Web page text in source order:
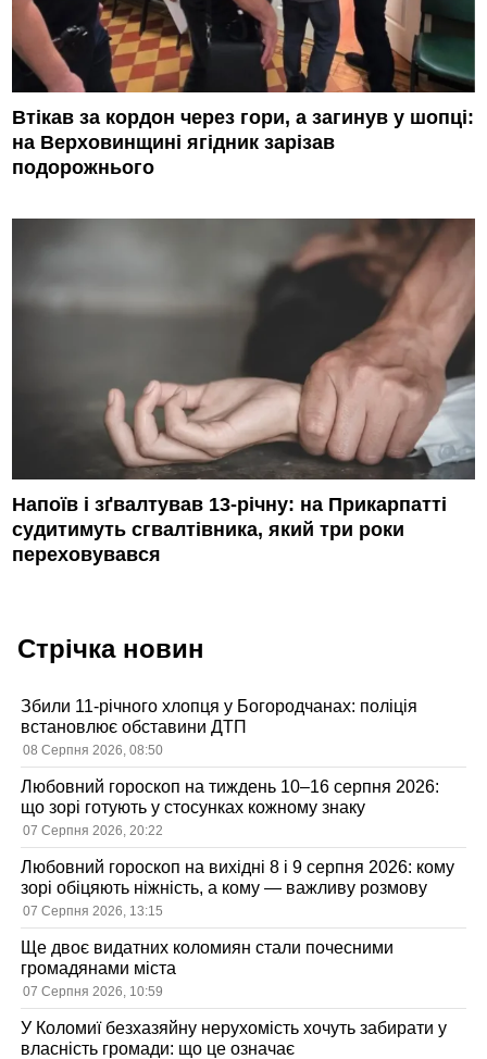
Втікав за кордон через гори, а загинув у шопці:
на Верховинщині ягідник зарізав
подорожнього
Напоїв і зґвалтував 13-річну: на Прикарпатті
судитимуть сгвалтівника, який три роки
переховувався
Стрічка новин
Збили 11-річного хлопця у Богородчанах: поліція
встановлює обставини ДТП
08 Серпня 2026, 08:50
Любовний гороскоп на тиждень 10–16 серпня 2026:
що зорі готують у стосунках кожному знаку
07 Серпня 2026, 20:22
Любовний гороскоп на вихідні 8 і 9 серпня 2026: кому
зорі обіцяють ніжність, а кому — важливу розмову
07 Серпня 2026, 13:15
Ще двоє видатних коломиян стали почесними
громадянами міста
07 Серпня 2026, 10:59
У Коломиї безхазяйну нерухомість хочуть забирати у
власність громади: що це означає